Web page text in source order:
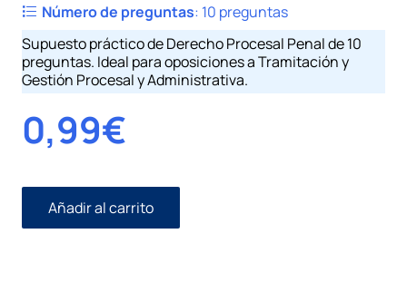
Número de preguntas: 10 preguntas
Supuesto práctico de Derecho Procesal Penal de 10
preguntas. Ideal para oposiciones a Tramitación y
Gestión Procesal y Administrativa.
0,99€
Penal
I
Añadir al carrito